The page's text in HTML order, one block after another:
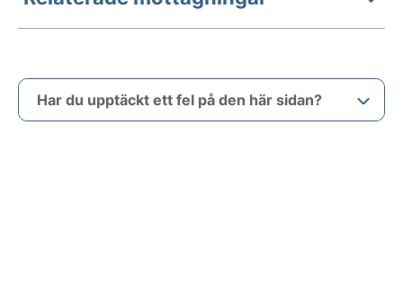
Har du upptäckt ett fel på den här sidan?